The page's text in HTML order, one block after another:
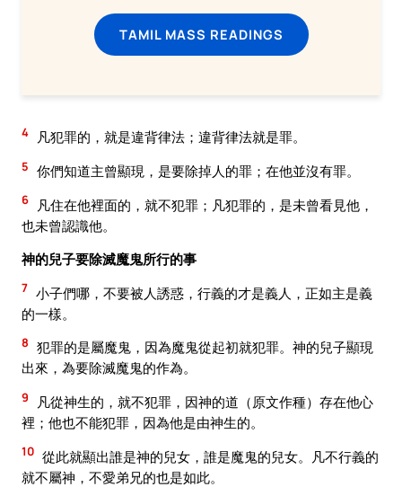
TAMIL MASS READINGS
4 凡犯罪的，就是違背律法；違背律法就是罪。
5 你們知道主曾顯現，是要除掉人的罪；在他並沒有罪。
6
凡住在他裡面的，就不犯罪；凡犯罪的，是未曾看見他，
也未曾認識他。
神的兒子要除滅魔鬼所行的事
7 小子們哪，不要被人誘惑，行義的才是義人，正如主是義
的一樣。
8 犯罪的是屬魔鬼，因為魔鬼從起初就犯罪。神的兒子顯現
出來，為要除滅魔鬼的作為。
9
凡從神生的，就不犯罪，因神的道（原文作種）存在他心
裡；他也不能犯罪，因為他是由神生的。
10 從此就顯出誰是神的兒女，誰是魔鬼的兒女。凡不行義的
就不屬神，不愛弟兄的也是如此。